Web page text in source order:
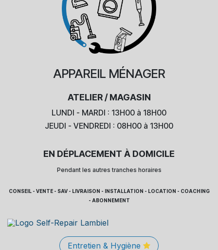
APPAREIL MÉNAGER
ATELIER / MAGASIN
LUNDI - MARDI : 13H00 à 18H00
JEUDI - VENDREDI : 08H00 à 13H00
EN DÉPLACEMENT À DOMICILE
Pendant les autres tranches horaires
CONSEIL - VENTE - SAV - LIVRAISON - INSTALLATION - LOCATION - COACHING
- ABONNEMENT
Entretien & Hygiène